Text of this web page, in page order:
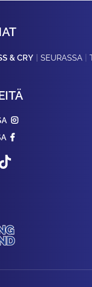
& CRY SEURASSA